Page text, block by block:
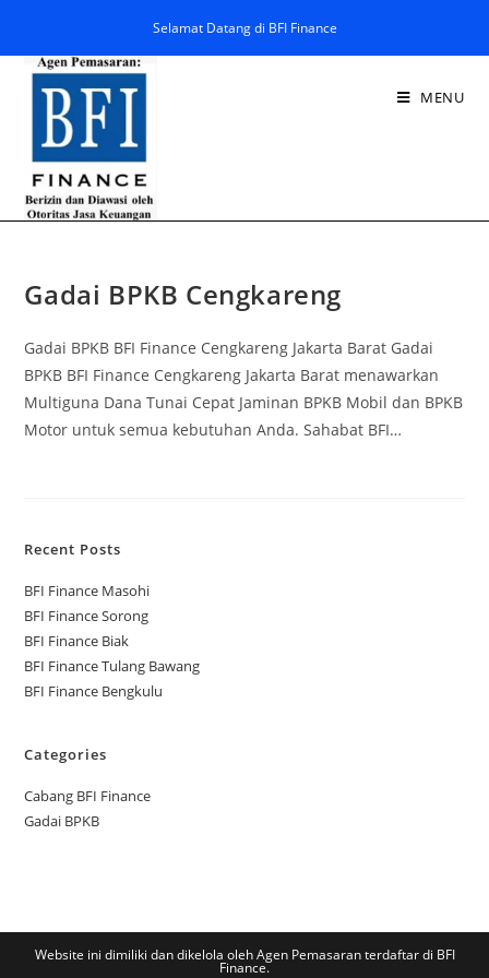
Selamat Datang di BFI Finance
MENU
Gadai BPKB Cengkareng
Gadai BPKB BFI Finance Cengkareng Jakarta Barat Gadai
BPKB BFI Finance Cengkareng Jakarta Barat menawarkan
Multiguna Dana Tunai Cepat Jaminan BPKB Mobil dan BPKB
Motor untuk semua kebutuhan Anda. Sahabat BFI…
Recent Posts
BFI Finance Masohi
BFI Finance Sorong
BFI Finance Biak
BFI Finance Tulang Bawang
BFI Finance Bengkulu
Categories
Cabang BFI Finance
Gadai BPKB
Website ini dimiliki dan dikelola oleh Agen Pemasaran terdaftar di BFI
Finance.